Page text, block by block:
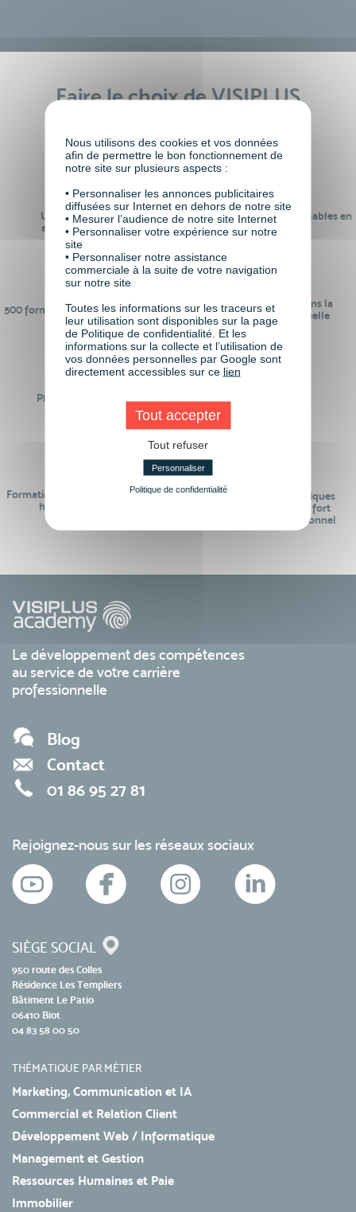
Faire le choix de VISIPLUS
Un réseau de 22 000
anciens participants
100% des formations réalisables en
digital learning
500 formations pour se préparer au
monde de demain
24 ans d'expérience dans la
formation professionnelle
Plus de 50 formations
Des intervenants
Formations réalisables pendant ou
hors temps de travail
Des contenus pédagogiques
« de pointe » et en lien fort
avec le monde professionnel
Le développement des compétences
au service de votre carrière
professionnelle
Blog
Contact
01 86 95 27 81
Rejoignez-nous sur les réseaux sociaux
SIÈGE SOCIAL
950 route des Colles
Résidence Les Templiers
Bâtiment Le Patio
06410 Biot
04 83 58 00 50
THÉMATIQUE PAR MÉTIER
Marketing, Communication et IA
Commercial et Relation Client
Développement Web / Informatique
Management et Gestion
Ressources Humaines et Paie
Immobilier
Nous utilisons des cookies et vos données
afin de permettre le bon fonctionnement de
notre site sur plusieurs aspects :
• Personnaliser les annonces publicitaires
diffusées sur Internet en dehors de notre site
• Mesurer l’audience de notre site Internet
• Personnaliser votre expérience sur notre
site
• Personnaliser notre assistance
commerciale à la suite de votre navigation
sur notre site
Toutes les informations sur les traceurs et
leur utilisation sont disponibles sur la page
de Politique de confidentialité. Et les
informations sur la collecte et l’utilisation de
vos données personnelles par Google sont
directement accessibles sur ce lien
Tout accepter
Tout refuser
Personnaliser
Politique de confidentialité